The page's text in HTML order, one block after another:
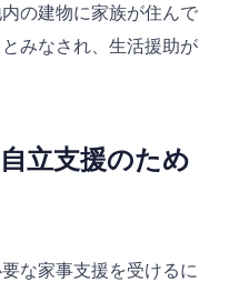
の建物に家族が住んで
みなされ、生活援助が
立支援のため
な家事支援を受けるに